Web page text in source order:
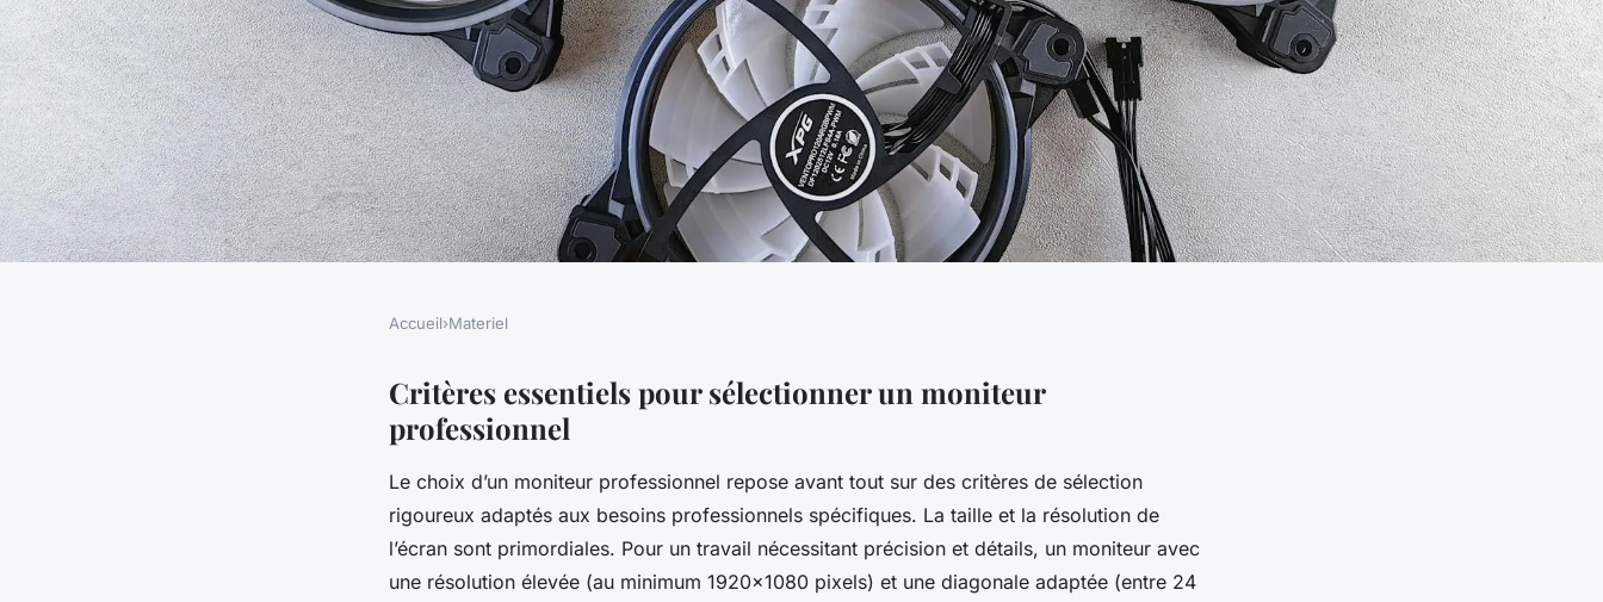
Comment choisir le moniteur idéal
pour vos besoins professionnels ?
Accueil›Materiel
Critères essentiels pour sélectionner un moniteur
professionnel
Le choix d’un moniteur professionnel repose avant tout sur des critères de sélection
rigoureux adaptés aux besoins professionnels spécifiques. La taille et la résolution de
l’écran sont primordiales. Pour un travail nécessitant précision et détails, un moniteur avec
une résolution élevée (au minimum 1920×1080 pixels) et une diagonale adaptée (entre 24